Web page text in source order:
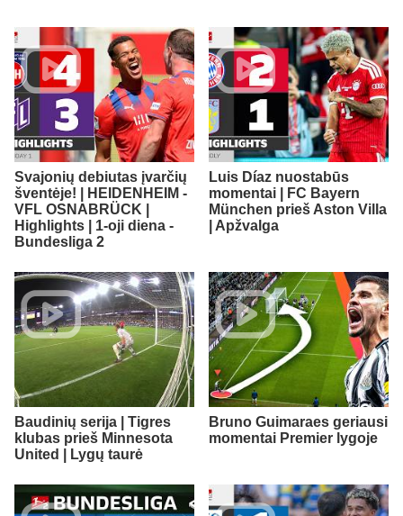
Svajonių debiutas įvarčių
šventėje! | HEIDENHEIM -
VFL OSNABRÜCK |
Highlights | 1-oji diena -
Bundesliga 2
Luis Díaz nuostabūs
momentai | FC Bayern
München prieš Aston Villa
| Apžvalga
Baudinių serija | Tigres
klubas prieš Minnesota
United | Lygų taurė
Bruno Guimaraes geriausi
momentai Premier lygoje